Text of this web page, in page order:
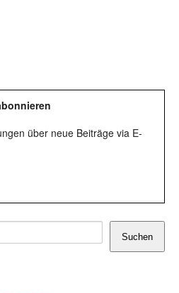
über neue Beiträge via E-
Suchen